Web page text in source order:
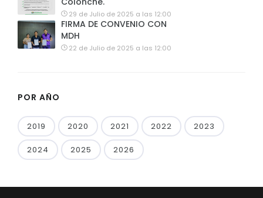
29 de Julio de 2025 a las 12:00
FIRMA DE CONVENIO CON
MDH
22 de Julio de 2025 a las 12:00
POR AÑO
2019 2020 2021 2022 2023
2024 2025 2026